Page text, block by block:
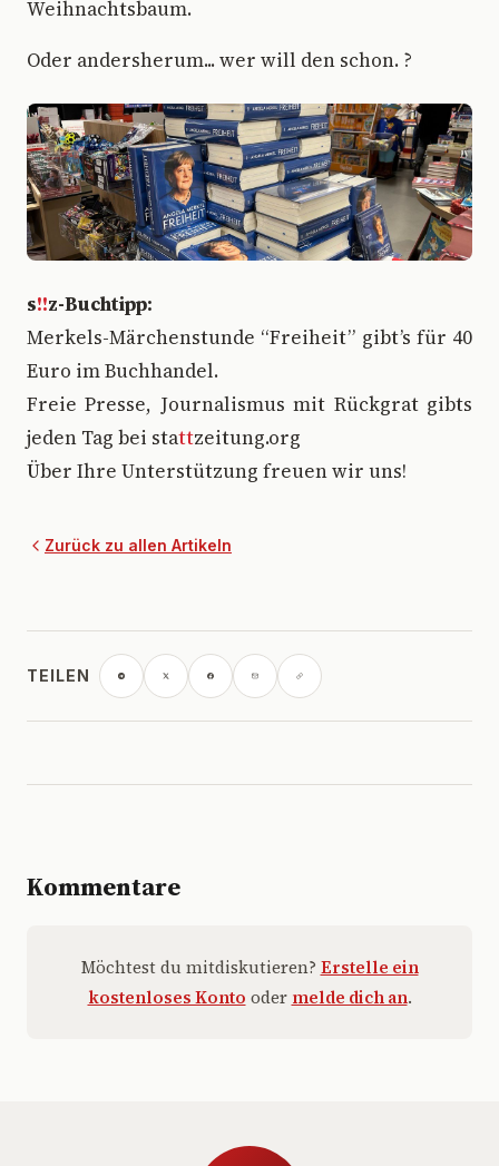
Weihnachtsbaum.
Oder andersherum... wer will den schon. ?
s!!z-Buchtipp:
Merkels-Märchenstunde “Freiheit” gibt’s für 40
Euro im Buchhandel.
Freie Presse, Journalismus mit Rückgrat gibts
jeden Tag bei stattzeitung.org
Über Ihre Unterstützung freuen wir uns!
Zurück zu allen Artikeln
TEILEN
Kommentare
Möchtest du mitdiskutieren? Erstelle ein
kostenloses Konto oder melde dich an.